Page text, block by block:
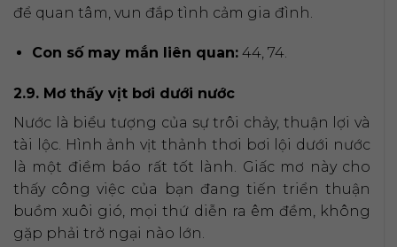
để quan tâm, vun đắp tình cảm gia đình.
Con số may mắn liên quan:44, 74.
2.9. Mơ thấy vịt bơi dưới nước
Nước là biểu tượng của sự trôi chảy, thuận lợi và
tài lộc. Hình ảnh vịt thảnh thơi bơi lội dưới nước
là một điềm báo rất tốt lành. Giấc mơ này cho
thấy công việc của bạn đang tiến triển thuận
buồm xuôi gió, mọi thứ diễn ra êm đềm, không
gặp phải trở ngại nào lớn.